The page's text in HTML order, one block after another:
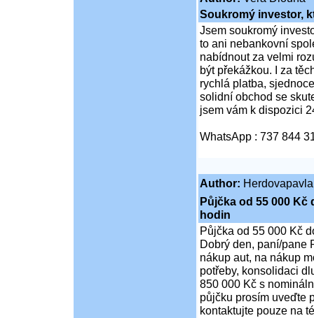
Soukromý investor,
Jsem soukromý
to ani nebankovní
nabídnout za velmi
být překážkou. I za
rychlá platba,
solidní obchod se
jsem vám k dispozici
WhatsApp : 737 844
Author: Herdovapavla
Půjčka od 55 000 Kč
hodin
Půjčka od 55 000 Kč
Dobrý den, paní/pane
nákup aut, na nákup
potřeby, konsolidaci
850 000 Kč s
půjčku prosím uveďte
kontaktujte pouze na